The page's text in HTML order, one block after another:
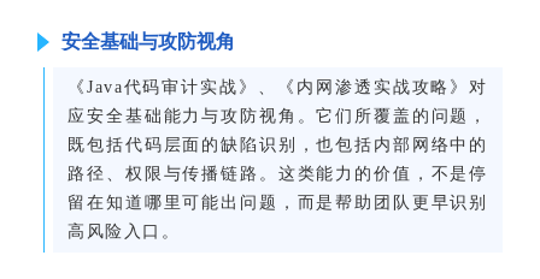
安全基础与攻防视角
《Java代码审计实战》、《内网渗透实战攻略》对
应安全基础能力与攻防视角。它们所覆盖的问题，
既包括代码层面的缺陷识别，也包括内部网络中的
路径、权限与传播链路。这类能力的价值，不是停
留在知道哪里可能出问题，而是帮助团队更早识别
高风险入口。